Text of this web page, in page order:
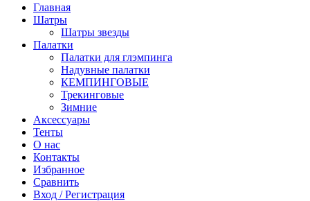
Главная
Шатры
Шатры звезды
Палатки
Палатки для глэмпинга
Надувные палатки
КЕМПИНГОВЫЕ
Трекинговые
Зимние
Аксессуары
Тенты
О нас
Контакты
Избранное
Сравнить
Вход / Регистрация